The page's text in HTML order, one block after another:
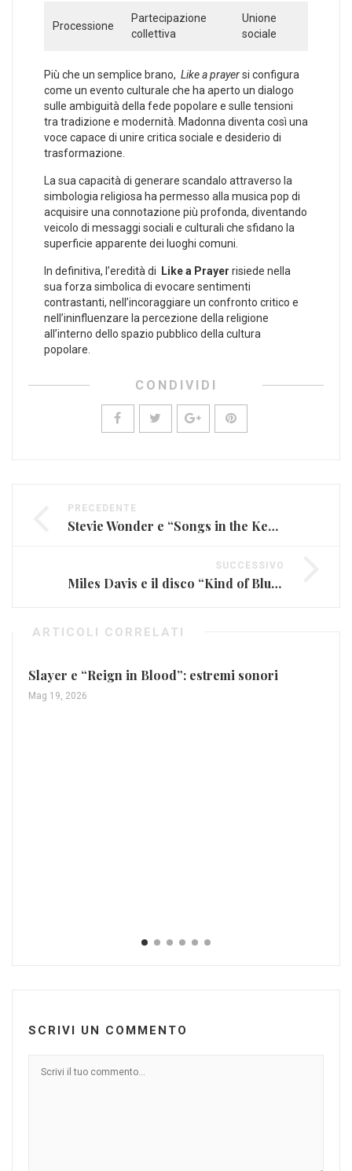
Processione
Partecipazione
collettiva
Unione
sociale
Più che ⁢un semplice brano, ‌ Like a prayersi ‌configura
come un evento culturale ​che ha aperto un dialogo
sulle ‍ambiguità della fede popolare e sulle tensioni
tra tradizione e modernità. ‍Madonna diventa così ‍una
voce⁢ capace di​ unire critica sociale e desiderio di
trasformazione.
La sua capacità di generare scandalo attraverso la
simbologia religiosa​ ha permesso alla musica pop di
acquisire una ​connotazione più profonda, diventando
veicolo di messaggi sociali e culturali che⁢ sfidano la
superficie apparente dei ‍luoghi comuni.
In definitiva,⁢ l’eredità di ⁣ Like a Prayer risiede‍ nella
sua ‌forza‍ simbolica di evocare sentimenti
contrastanti, nell’incoraggiare un confronto critico e
⁣nell’ininfluenzare la percezione della religione
all’interno dello spazio pubblico della cultura
popolare.
CONDIVIDI
PRECEDENTE
Stevie Wonder e “Songs in the Key of Life”: un capolavoro soul
SUCCESSIVO
Miles Davis e il disco “Kind of Blue”: la nascita del cool jazz
ARTICOLI CORRELATI
Slayer e “Reign in Blood”: estremi sonori
Mag 19, 2026
SCRIVI UN COMMENTO